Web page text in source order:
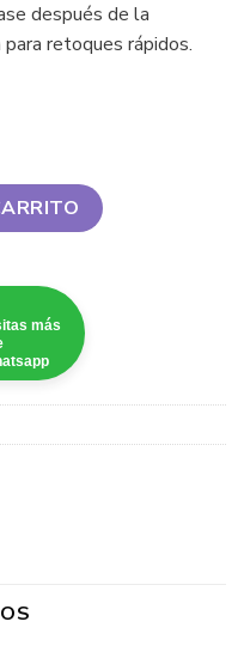
después de la
retoques rápidos.
Loose Powder cantidad
más